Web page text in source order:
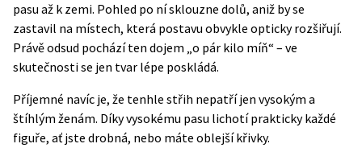
pasu až k zemi. Pohled po ní sklouzne dolů, aniž by se
zastavil na místech, která postavu obvykle opticky rozšiřují.
Právě odsud pochází ten dojem „o pár kilo míň“ – ve
skutečnosti se jen tvar lépe poskládá.
Příjemné navíc je, že tenhle střih nepatří jen vysokým a
štíhlým ženám. Díky vysokému pasu lichotí prakticky každé
figuře, ať jste drobná, nebo máte oblejší křivky.